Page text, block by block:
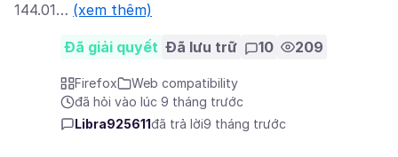
144.01… (xem thêm)
Đã giải quyết Đã lưu trữ 10 209
Firefox
Web compatibility
đã hỏi vào lúc 9 tháng trước
Libra925611đã trả lời9 tháng trước